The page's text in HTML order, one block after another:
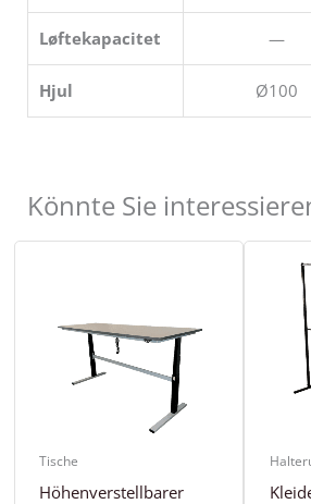
Løftekapacitet —
Hjul Ø100
Könnte Sie
Tische
Höhenverstellbarer